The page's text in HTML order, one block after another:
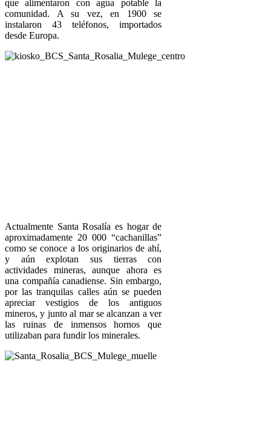
que alimentaron con agua potable la
comunidad. A su vez, en 1900 se
instalaron 43 teléfonos, importados
desde Europa.
Actualmente Santa Rosalía es hogar de
aproximadamente 20 000 “cachanillas”
como se conoce a los originarios de ahí,
y aún explotan sus tierras con
actividades mineras, aunque ahora es
una compañía canadiense. Sin embargo,
por las tranquilas calles aún se pueden
apreciar vestigios de los antiguos
mineros, y junto al mar se alcanzan a ver
las ruinas de inmensos hornos que
utilizaban para fundir los minerales.